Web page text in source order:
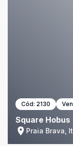
Cód: 2130
Square Hobus
Praia Brava,